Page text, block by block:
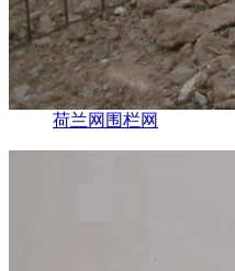
荷兰网围栏网